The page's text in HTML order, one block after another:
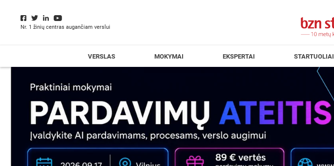
Nr. 1 žinių centras augančiam verslui
VERSLAS MOKYMAI EKSPERTAI STARTUOLIAI